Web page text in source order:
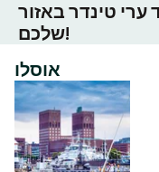
ערי טינדר באזור
שלכם!
אוסלו